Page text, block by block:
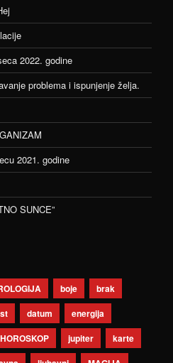
2022. godine
problema i ispunjenje želja.
2021. godine
SUNCE”
boje
brak
datum
energija
HOROSKOP jupiter
karte